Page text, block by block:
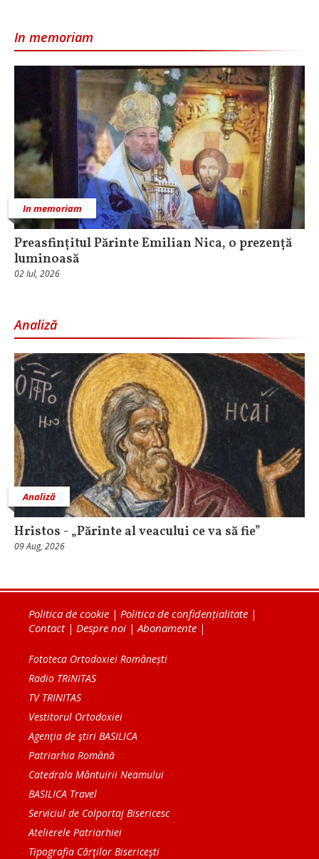
In memoriam
In memoriam
Preasfințitul Părinte Emilian Nica, o prezență
luminoasă
02 Iul, 2026
Analiză
Analiză
Hristos - „Părinte al veacului ce va să fie”
09 Aug, 2026
Politica de cookie | Politica de confidențialitate |
Contact| Despre noi | Abonamente |
Fototeca Ortodoxiei Românești
Radio TRINITAS
TV TRINITAS
Vestitorul Ortodoxiei
Agenţia de ştiri BASILICA
Patriarhia Română
Catedrala Mântuirii Neamului
BASILICA Travel
Serviciul de Colportaj Bisericesc
Atelierele Patriarhiei
Tipografia Cărţilor Bisericeşti